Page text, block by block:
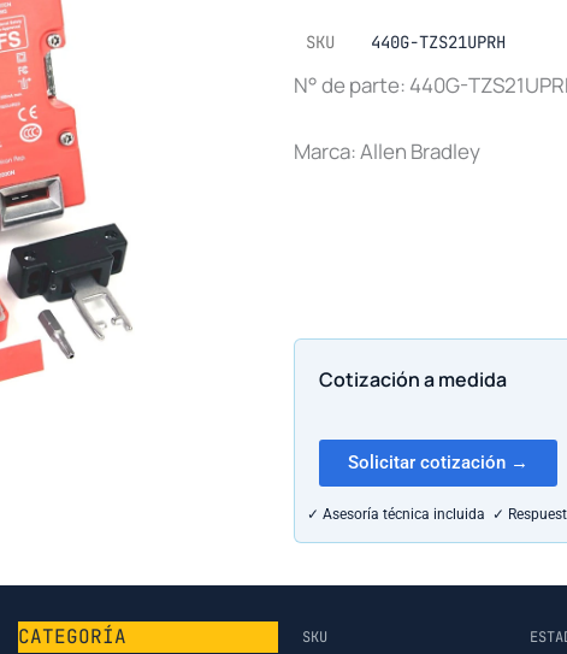
SKU 440G-TZS21UPRH
N° de parte: 440G-
Marca: Allen Bradley
Cotización a medida
Solicitar cotización →
✓ Asesoría técnica incluida ✓
CATEGORÍA
SKU